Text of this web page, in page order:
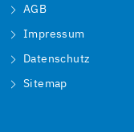
AGB
Impressum
Datenschutz
Sitemap